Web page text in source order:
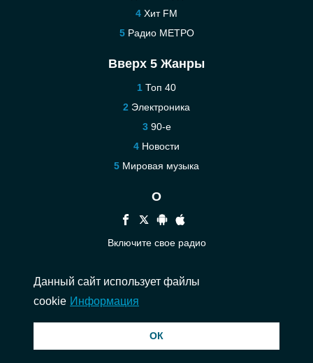
Хит FM
Радио МЕТРО
Вверх 5 Жанры
Топ 40
Электроника
90-е
Новости
Мировая музыка
О
Включите свое радио
Связаться
конфиденциальности
Данный сайт использует файлы
cookie Информация
ОК